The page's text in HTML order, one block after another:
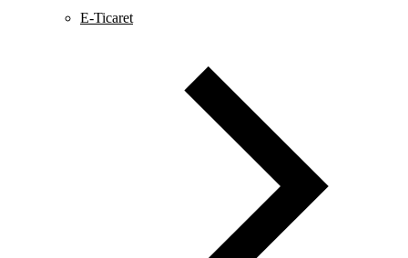
E-Ticaret